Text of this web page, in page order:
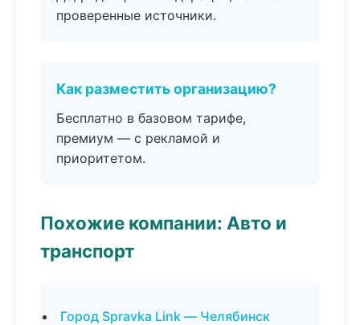
проверенные источники.
Как разместить организацию?
Бесплатно в базовом тарифе,
премиум — с рекламой и
приоритетом.
Похожие компании: Авто и
транспорт
Город Spravka Link — Челябинск